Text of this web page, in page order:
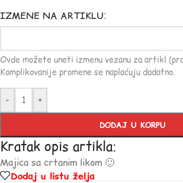
IZMENE NA ARTIKLU:
Ovde možete uneti izmenu vezanu za artikl
Komplikovanije promene se naplaćuju dadatno.
- +
DODAJ U KORPU
Kratak opis artikla:
Majica sa crtanim likom 🙂
Dodaj u listu želja